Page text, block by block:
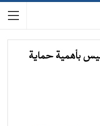
بأهمية حماية